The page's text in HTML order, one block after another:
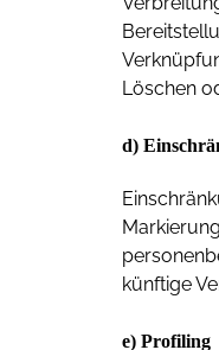
Löschen
d)
künftige
e) Profiling